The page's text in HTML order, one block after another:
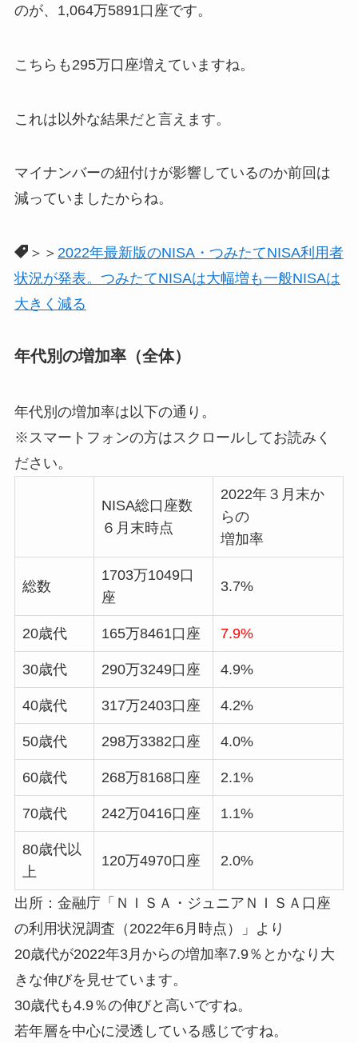
のが、1,064万5891口座です。
こちらも295万口座増えていますね。
これは以外な結果だと言えます。
マイナンバーの紐付けが影響しているのか前回は
減っていましたからね。
＞＞ 2022年最新版のNISA・つみたてNISA利用者
状況が発表。つみたてNISAは大幅増も一般NISAは
大きく減る
年代別の増加率（全体）
年代別の増加率は以下の通り。
※スマートフォンの方はスクロールしてお読みく
ださい。
NISA総口座数
６月末時点
2022年３月末か
らの
増加率
総数
1703万1049口
座
3.7%
20歳代 165万8461口座 7.9%
30歳代 290万3249口座 4.9%
40歳代 317万2403口座 4.2%
50歳代 298万3382口座 4.0%
60歳代 268万8168口座 2.1%
70歳代 242万0416口座 1.1%
80歳代以
上
120万4970口座 2.0%
出所：金融庁「ＮＩＳＡ・ジュニアＮＩＳＡ口座
の利用状況調査（2022年6月時点）」より
20歳代が2022年3月からの増加率7.9％とかなり大
きな伸びを見せています。
30歳代も4.9％の伸びと高いですね。
若年層を中心に浸透している感じですね。